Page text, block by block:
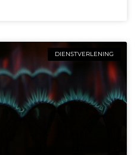
DIENSTVERLENING